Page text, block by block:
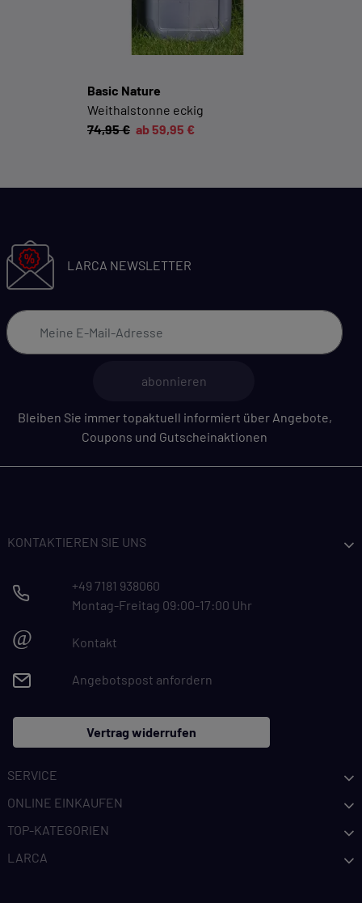
Inhalte von externen Dienstleistern wie Google,
Cookie-Informationen anzeigen
Basic Nature
Weithalstonne eckig
74,95 € ab 59,95 €
LARCA NEWSLETTER
abonnieren
Bleiben Sie immer topaktuell informiert über Angebote,
Coupons und Gutscheinaktionen
KONTAKTIEREN SIE UNS
+49 7181 938060
Montag-Freitag 09:00-17:00 Uhr
@ Kontakt
Angebotspost anfordern
Vertrag widerrufen
SERVICE
ONLINE EINKAUFEN
TOP-KATEGORIEN
LARCA